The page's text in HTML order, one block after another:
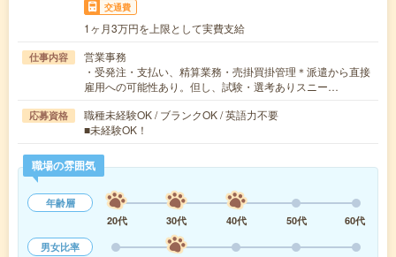
交通費
1ヶ月3万円を上限として実費支給
仕事内容
営業事務
・受発注・支払い、精算業務・売掛買掛管理＊派遣から直接
雇用への可能性あり。但し、試験・選考ありスニー…
応募資格
職種未経験OK / ブランクOK / 英語力不要
■未経験OK！
職場の雰囲気
年齢層
20代
30代 40代 50代
60代
男女比率